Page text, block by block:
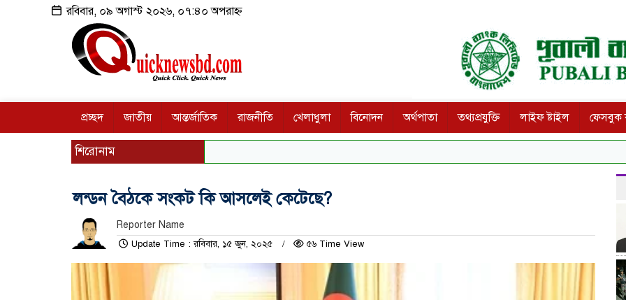
রবিবার, ০৯ অগাস্ট ২০২৬, ০৭:৪০ অপরাহ্ন
প্রচ্ছদ জাতীয় আন্তর্জাতিক রাজনীতি খেলাধুলা বিনোদন অর্থপাতা তথ্যপ্রযুক্তি লাইফ ষ্টাইল ফেসবুক
শিরোনাম
লন্ডন বৈঠকে সংকট কি আসলেই কেটেছে?
Reporter Name
Update Time : রবিবার, ১৫ জুন, ২০২৫ ৫৬ Time View